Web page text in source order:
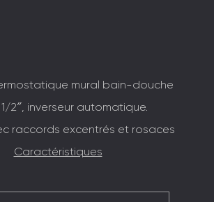
mural bain-douche
2″, inverseur automatique.
raccords excentrés et rosaces
Caractéristiques